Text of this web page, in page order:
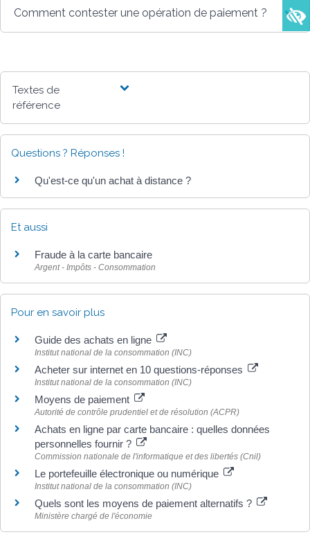
Comment contester une opération de paiement ?
Textes de
référence
Questions ? Réponses !
Qu'est-ce qu'un achat à distance ?
Et aussi
Fraude à la carte bancaire
Argent - Impôts - Consommation
Pour en savoir plus
Guide des achats en ligne
Institut national de la consommation (INC)
Acheter sur internet en 10 questions-réponses
Institut national de la consommation (INC)
Moyens de paiement
Autorité de contrôle prudentiel et de résolution (ACPR)
Achats en ligne par carte bancaire : quelles données
personnelles fournir ?
Commission nationale de l'informatique et des libertés (Cnil)
Le portefeuille électronique ou numérique
Institut national de la consommation (INC)
Quels sont les moyens de paiement alternatifs ?
Ministère chargé de l'économie